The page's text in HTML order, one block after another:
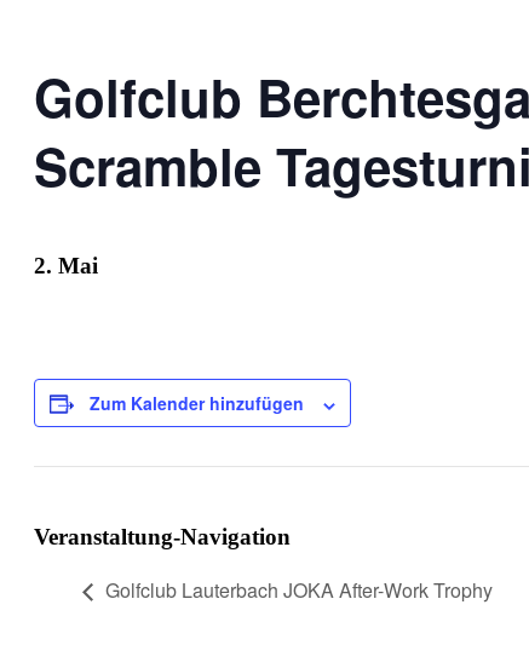
Golfclub
Scramble
2. Mai
Zum Kalender hinzufügen
Veranstaltung-Navigation
Golfclub Lauterbach JOKA After-Work Trophy